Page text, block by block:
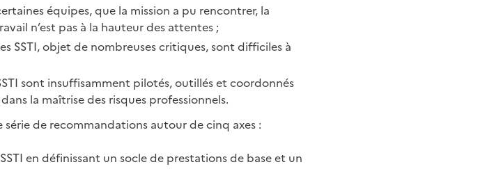
équipes, que la mission a pu rencontrer, la
n’est pas à la hauteur des attentes ;
SSTI, objet de nombreuses critiques, sont difficiles à
sont insuffisamment pilotés, outillés et coordonnés
la maîtrise des risques professionnels.
de recommandations autour de cinq axes :
en définissant un socle de prestations de base et un